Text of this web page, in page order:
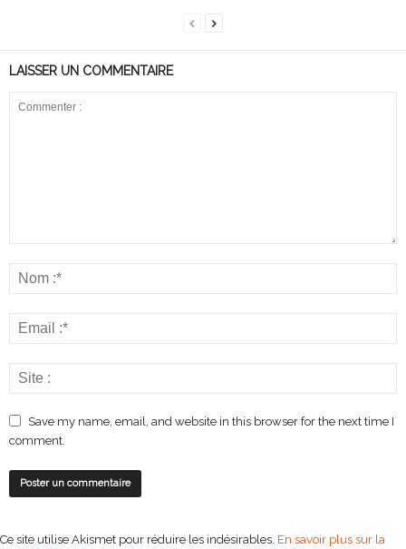
LAISSER UN COMMENTAIRE
Save my name, email, and website in this browser for the next time I
comment.
Ce site utilise Akismet pour réduire les indésirables. En savoir plus sur la